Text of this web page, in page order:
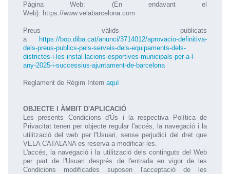
Pàgina Web: (En endavant el
Web): https://www.velabarcelona.com
Preus vàlids publicats
a
https://bop.diba.cat/anunci/3714012/aprovacio-definitiva-
dels-preus-publics-pels-serveis-dels-equipaments-dels-
districtes-i-les-instal-lacions-esportives-municipals-per-a-l-
any-2025-i-successius-ajuntament-de-barcelona
Reglament de Règim Intern aquí
OBJECTE I ÀMBIT D'APLICACIÓ
Les presents Condicions d'Ús i la respectiva Política de
Privacitat tenen per objecte regular l'accés, la navegació i la
utilització del web per l'Usuari, sense perjudici del dret que
VELA CATALANA es reserva a modificar-les.
L'accés, la navegació i la utilització dels continguts del Web
per part de l'Usuari després de l'entrada en vigor de les
Condicions modificades suposen l'acceptació de les